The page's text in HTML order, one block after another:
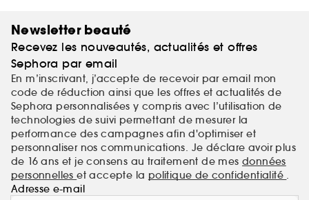
Depuis le choix d’actifs ultra ciblés jusqu’à
l’évaluation de la tolérance, en passant par la
qualité des textures, les Laboratoires
Dermatologiques Ducray travaillent avec des
équipes hautement qualifiées et mènent des
protocoles rigoureux pour garantir des produits
innovants, efficaces et sûrs. Les soins Ducray sont
reconnus et prescrits par les professionnels de santé.
Newsletter beauté
Recevez les nouveautés, actualités et offres
Sephora par email
En m’inscrivant, j’accepte de recevoir par email mon
code de réduction ainsi que les offres et actualités de
Sephora personnalisées y compris avec l’utilisation de
technologies de suivi permettant de mesurer la
performance des campagnes afin d'optimiser et
personnaliser nos communications. Je déclare avoir plus
de 16 ans et je consens au traitement de mes données
personnelleset accepte la politique de confidentialité .
Adresse e-mail